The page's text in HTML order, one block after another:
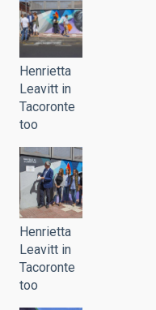
Henrietta
Leavitt in
Tacoronte
too
Henrietta
Leavitt in
Tacoronte
too